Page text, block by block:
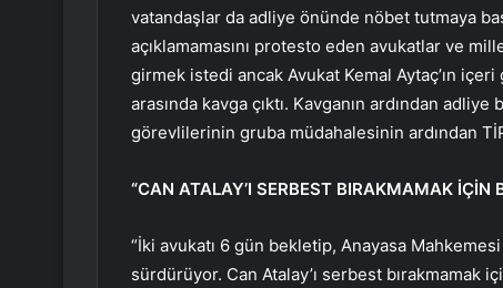
vatandaşlar da adliye önünde nöbet tutmaya
açıklamamasını protesto eden avukatlar ve
girmek istedi ancak Avukat Kemal Aytaç’ın
arasında kavga çıktı. Kavganın ardından
görevlilerinin gruba müdahalesinin ardından
“CAN ATALAY’I SERBEST BIRAKMAMAK İÇİN
“İki avukatı 6 gün bekletip, Anayasa
sürdürüyor. Can Atalay’ı serbest bırakmamak